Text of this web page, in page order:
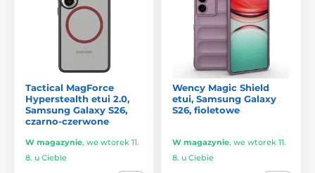
Tactical MagForce
Hyperstealth etui 2.0,
Samsung Galaxy S26,
czarno-czerwone
W magazynie, we wtorek 11.
8. u Ciebie
Wency Magic Shield
etui, Samsung Galaxy
S26, fioletowe
W magazynie, we wtorek 11.
8. u Ciebie